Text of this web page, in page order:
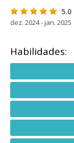
5.0
dez. 2024 - jan. 2025
Habilidades: